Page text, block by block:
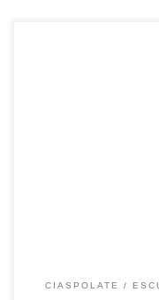
CIASPOLATE